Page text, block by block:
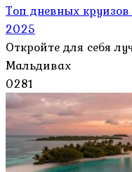
Топ дневных
2025
Откройте для себя
Мальдивах
0281